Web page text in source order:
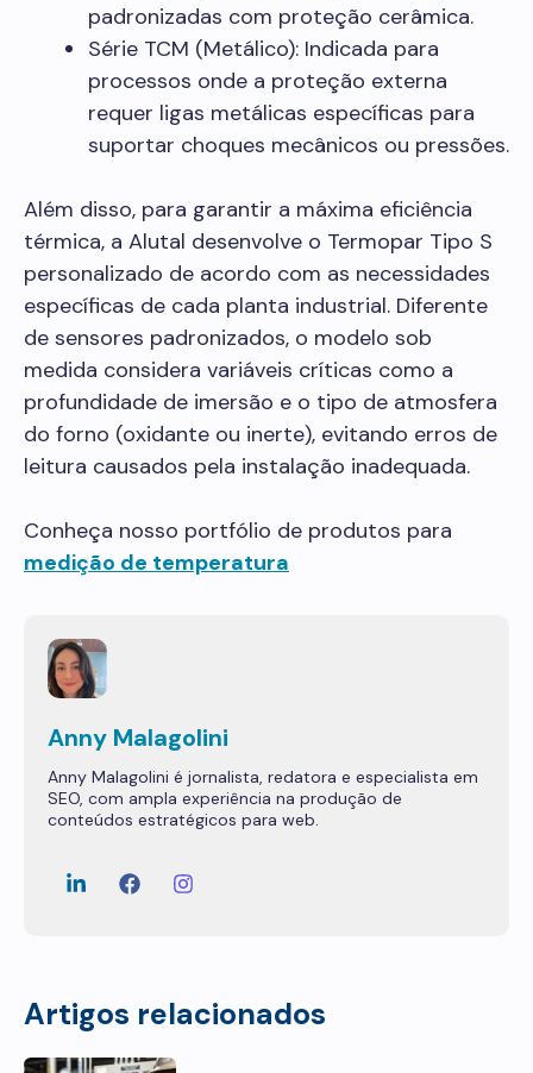
padronizadas com proteção cerâmica.
Série TCM (Metálico): Indicada para
processos onde a proteção externa
requer ligas metálicas específicas para
suportar choques mecânicos ou pressões.
Além disso, para garantir a máxima eficiência
térmica, a Alutal desenvolve o Termopar Tipo S
personalizado de acordo com as necessidades
específicas de cada planta industrial. Diferente
de sensores padronizados, o modelo sob
medida considera variáveis críticas como a
profundidade de imersão e o tipo de atmosfera
do forno (oxidante ou inerte), evitando erros de
leitura causados pela instalação inadequada.
Conheça nosso portfólio de produtos para
medição de temperatura
Anny Malagolini
Anny Malagolini é jornalista, redatora e especialista em
SEO, com ampla experiência na produção de
conteúdos estratégicos para web.
Artigos relacionados